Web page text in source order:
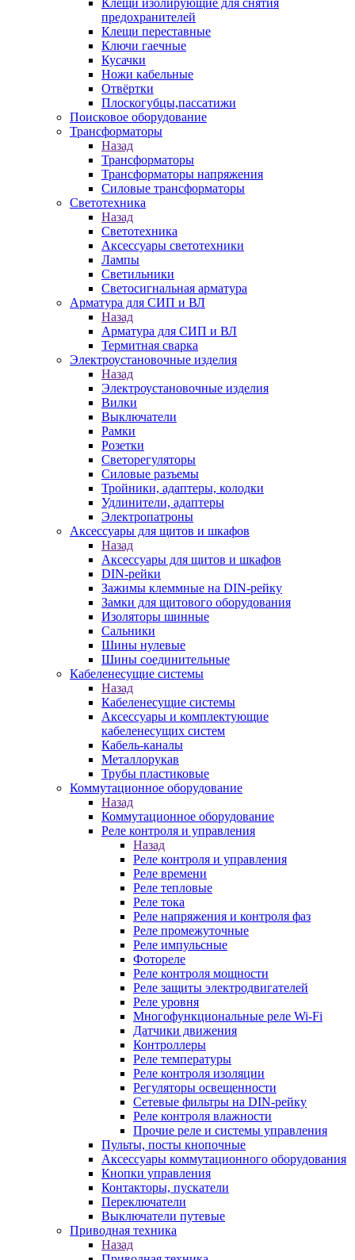
Клещи изолирующие для снятия
предохранителей
Клещи переставные
Ключи гаечные
Кусачки
Ножи кабельные
Отвёртки
Плоскогубцы,пассатижи
Поисковое оборудование
Трансформаторы
Назад
Трансформаторы
Трансформаторы напряжения
Силовые трансформаторы
Светотехника
Назад
Светотехника
Аксессуары светотехники
Лампы
Светильники
Светосигнальная арматура
Арматура для СИП и ВЛ
Назад
Арматура для СИП и ВЛ
Термитная сварка
Электроустановочные изделия
Назад
Электроустановочные изделия
Вилки
Выключатели
Рамки
Розетки
Светорегуляторы
Силовые разъемы
Тройники, адаптеры, колодки
Удлинители, адаптеры
Электропатроны
Аксессуары для щитов и шкафов
Назад
Аксессуары для щитов и шкафов
DIN-рейки
Зажимы клеммные на DIN-рейку
Замки для щитового оборудования
Изоляторы шинные
Сальники
Шины нулевые
Шины соединительные
Кабеленесущие системы
Назад
Кабеленесущие системы
Аксессуары и комплектующие
кабеленесущих систем
Кабель-каналы
Металлорукав
Трубы пластиковые
Коммутационное оборудование
Назад
Коммутационное оборудование
Реле контроля и управления
Назад
Реле контроля и управления
Реле времени
Реле тепловые
Реле тока
Реле напряжения и контроля фаз
Реле промежуточные
Реле импульсные
Фотореле
Реле контроля мощности
Реле защиты электродвигателей
Реле уровня
Многофункциональные реле Wi-Fi
Датчики движения
Контроллеры
Реле температуры
Реле контроля изоляции
Регуляторы освещенности
Сетевые фильтры на DIN-рейку
Реле контроля влажности
Прочие реле и системы управления
Пульты, посты кнопочные
Аксессуары коммутационного оборудования
Кнопки управления
Контакторы, пускатели
Переключатели
Выключатели путевые
Приводная техника
Назад